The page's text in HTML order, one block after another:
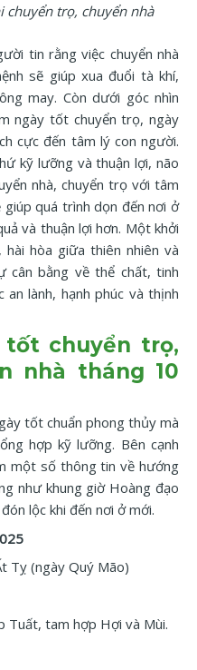
chuyển trọ, chuyển nhà
tin rằng việc chuyển nhà
sẽ giúp xua đuổi tà khí,
may. Còn dưới góc nhìn
ngày tốt chuyển trọ, ngày
cực đến tâm lý con người.
kỹ lưỡng và thuận lợi, não
nhà, chuyển trọ với tâm
quá trình dọn đến nơi ở
và thuận lợi hơn. Một khởi
hòa giữa thiên nhiên và
cân bằng về thể chất, tinh
lành, hạnh phúc và thịnh
tốt chuyển trọ,
nhà tháng 10
tốt chuẩn phong thủy mà
hợp kỹ lưỡng. Bên cạnh
một số thông tin về hướng
như khung giờ Hoàng đạo
lộc khi đến nơi ở mới.
Tỵ (ngày Quý Mão)
Tuất, tam hợp Hợi và Mùi.